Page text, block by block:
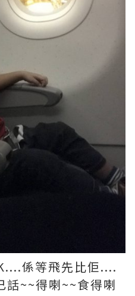
係等飛先比佢....
話~~得喇~~食得喇